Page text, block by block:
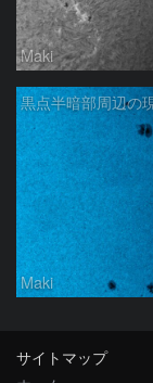
Maki
Maki
サイトマップ